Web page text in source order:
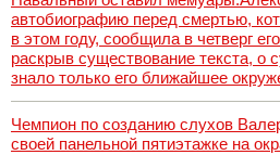
автобиографию перед смертью,
в этом году, сообщила в четверг
раскрыв существование текста, о
знало только его ближайшее
Чемпион по созданию слухов
своей панельной пятиэтажке на